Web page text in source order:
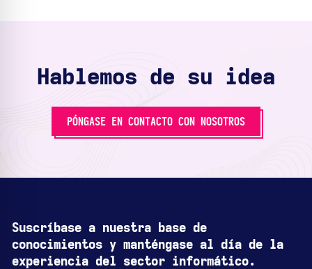
Hablemos de su idea
PÓNGASE EN CONTACTO CON NOSOTROS
Suscríbase a nuestra base de
conocimientos y manténgase al día de la
experiencia del sector informático.